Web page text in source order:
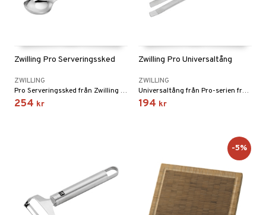
Zwilling Pro Serveringssked
ZWILLING
Pro Serveringssked från Zwilling designad av Matteo Thun och Antonio Rodriguez.
254 kr
Zwilling Pro Universaltång
ZWILLING
Universaltång från Pro-serien från Zwilling.
194 kr
-5%